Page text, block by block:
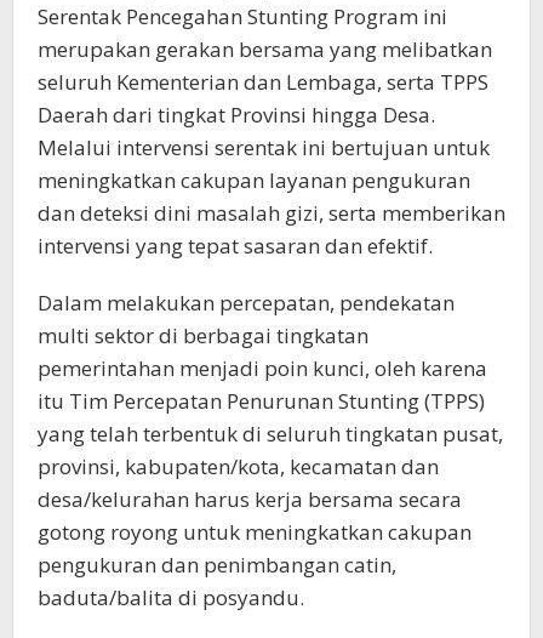
Serentak Pencegahan Stunting Program ini
merupakan gerakan bersama yang melibatkan
seluruh Kementerian dan Lembaga, serta TPPS
Daerah dari tingkat Provinsi hingga Desa.
Melalui intervensi serentak ini bertujuan untuk
meningkatkan cakupan layanan pengukuran
dan deteksi dini masalah gizi, serta memberikan
intervensi yang tepat sasaran dan efektif.
Dalam melakukan percepatan, pendekatan
multi sektor di berbagai tingkatan
pemerintahan menjadi poin kunci, oleh karena
itu Tim Percepatan Penurunan Stunting (TPPS)
yang telah terbentuk di seluruh tingkatan pusat,
provinsi, kabupaten/kota, kecamatan dan
desa/kelurahan harus kerja bersama secara
gotong royong untuk meningkatkan cakupan
pengukuran dan penimbangan catin,
baduta/balita di posyandu.